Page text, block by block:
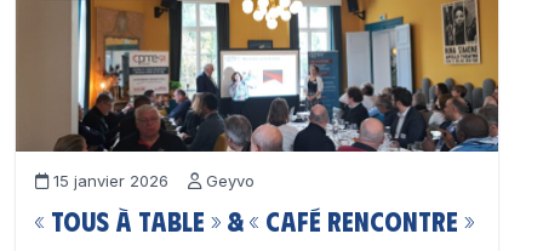
15 janvier 2026 Geyvo
« Tous à table » & « Café Rencontre »